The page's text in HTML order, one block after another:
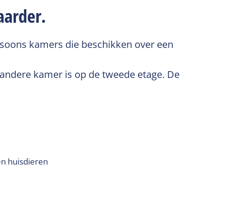
kamers die beschikken over een
kamer is op de tweede etage. De
huisdieren